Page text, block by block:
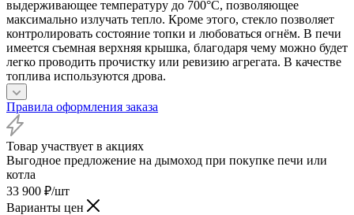
выдерживающее температуру до 700°C, позволяющее
максимально излучать тепло. Кроме этого, стекло позволяет
контролировать состояние топки и любоваться огнём. В печи
имеется съемная верхняя крышка, благодаря чему можно будет
легко проводить прочистку или ревизию агрегата. В качестве
топлива используются дрова.
Правила оформления заказа
Товар участвует в акциях
Выгодное предложение на дымоход при покупке печи или
котла
33 900 ₽/шт
Варианты цен